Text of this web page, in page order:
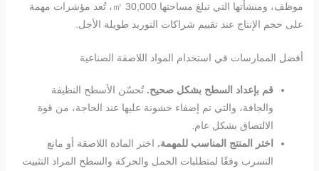
موظف، ومنشأتها التي تبلغ مساحتها 30,000 ㎡، تُعد مؤشرات مهمة
على حجم الإنتاج عند تقييم شراكات التوريد طويلة الأجل.
أفضل الممارسات في استخدام المواد اللاصقة الصناعية
قم بإعداد السطح بشكل صحيح. تُحسّن الأسطح النظيفة
والجافة، والتي تم إضفاء خشونة عليها عند الحاجة، من قوة
الالتصاق بشكل عام.
اختر المنتج المناسب للمهمة. اختر المادة اللاصقة أو مانع
التسرب وفقًا لمتطلبات الحمل والحركة والسطح المراد التثبيت